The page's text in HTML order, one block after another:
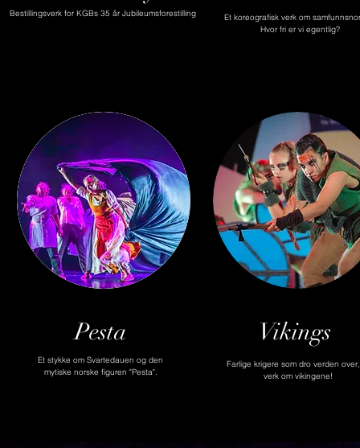
Bestillingsverk for KGBs 35 år Jubileumsforestilling
Et koreografisk verk om
Hvor fri er vi egentlig?
Pesta
Et stykke om Svartedauen og den
mytiske norske figuren "Pesta".
Vikings
Farlige krigere som dro verden
verk om vikingene!